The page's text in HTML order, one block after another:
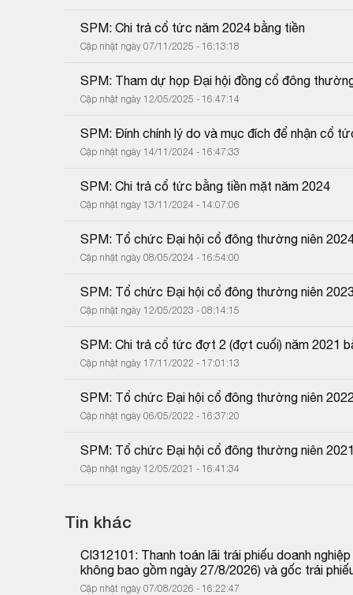
SPM: Chi trả cổ tức năm 2024 bằng tiền
Cập nhật ngày 07/11/2025 - 16:13:18
SPM: Tham dự họp Đại hội đồng cổ đông
Cập nhật ngày 12/05/2025 - 16:47:14
SPM: Đính chính lý do và mục đích để nhận cổ
Cập nhật ngày 14/11/2024 - 16:47:33
SPM: Chi trả cổ tức bằng tiền mặt năm 2024
Cập nhật ngày 13/11/2024 - 14:07:06
SPM: Tổ chức Đại hội cổ đông thường niên
Cập nhật ngày 08/05/2024 - 16:54:00
SPM: Tổ chức Đại hội cổ đông thường niên 2023
Cập nhật ngày 12/05/2023 - 08:14:15
SPM: Chi trả cổ tức đợt 2 (đợt cuối) năm 2021
Cập nhật ngày 17/11/2022 - 17:01:13
SPM: Tổ chức Đại hội cổ đông thường niên 2022
Cập nhật ngày 06/05/2022 - 16:37:20
SPM: Tổ chức Đại hội cổ đông thường niên 2021
Cập nhật ngày 12/05/2021 - 16:41:34
Tin khác
CI312101: Thanh toán lãi trái phiếu doanh
không bao gồm ngày 27/8/2026) và gốc trái
Cập nhật ngày 07/08/2026 - 16:22:47